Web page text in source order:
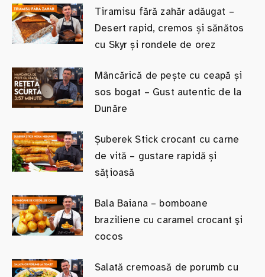
Tiramisu fără zahăr adăugat –
Desert rapid, cremos și sănătos
cu Skyr și rondele de orez
Mâncărică de pește cu ceapă și
sos bogat – Gust autentic de la
Dunăre
Șuberek Stick crocant cu carne
de vită – gustare rapidă și
sățioasă
Bala Baiana – bomboane
braziliene cu caramel crocant şi
cocos
Salată cremoasă de porumb cu